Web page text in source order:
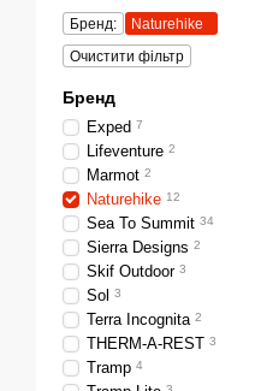
Бренд:
Naturehike
Очистити фільтр
Бренд
Exped 7
Lifeventure 2
Marmot 2
Naturehike 12
Sea To Summit 34
Sierra Designs 2
Skif Outdoor 3
Sol 3
Terra Incognita 2
THERM-A-REST 3
Tramp 4